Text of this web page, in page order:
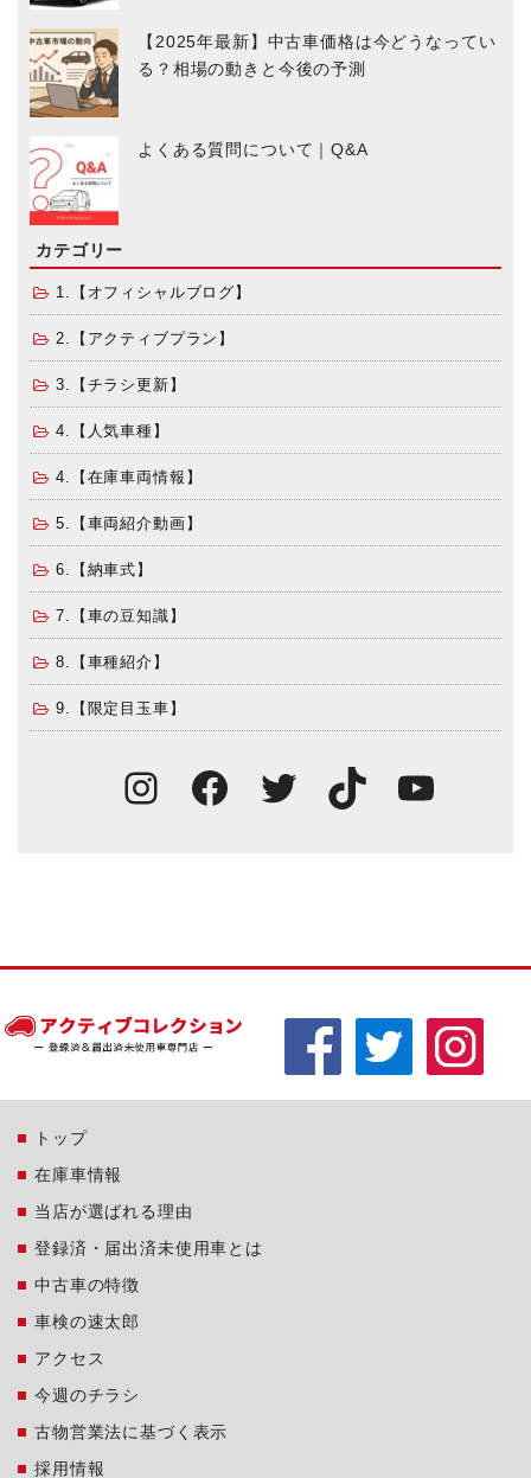
【2025年最新】中古車価格は今どうなってい
る？相場の動きと今後の予測
よくある質問について｜Q&A
カテゴリー
1.【オフィシャルブログ】
2.【アクティブプラン】
3.【チラシ更新】
4.【人気車種】
4.【在庫車両情報】
5.【車両紹介動画】
6.【納車式】
7.【車の豆知識】
8.【車種紹介】
9.【限定目玉車】
Instagram
Facebook
TwitterTikTok
トップ
在庫車情報
当店が選ばれる理由
登録済・届出済未使用車とは
中古車の特徴
車検の速太郎
アクセス
今週のチラシ
古物営業法に基づく表示
採用情報